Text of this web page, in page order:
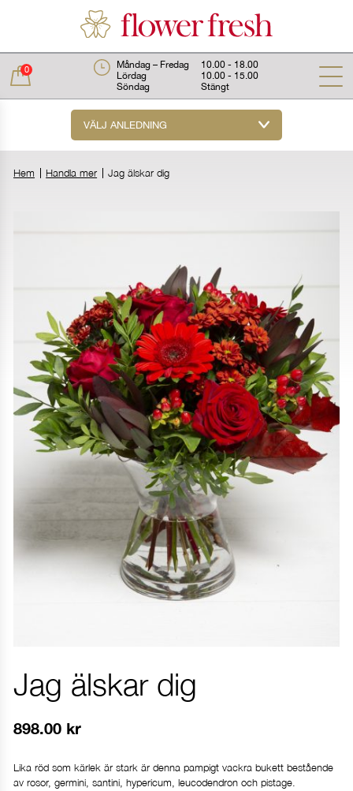
0 Måndag – Fredag
10.00 - 18.00
Lördag
10.00 - 15.00
Söndag
Stängt
VÄLJ ANLEDNING
0 kr
Hem Handla mer Jag älskar dig
Jag älskar dig
898.00 kr
Lika röd som kärlek är stark är denna pampigt vackra bukett bestående
av rosor, germini, santini, hypericum, leucodendron och pistage.